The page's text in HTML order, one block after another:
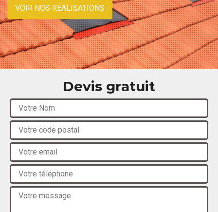
VOIR NOS RÉALISATIONS
Devis gratuit